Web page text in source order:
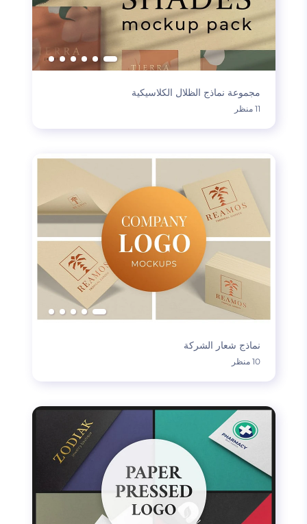
مجموعة نماذج الظلال الكلاسيكية
11 منظر
نماذج شعار الشركة
10 منظر